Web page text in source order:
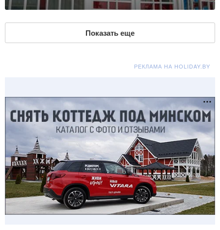
Показать еще
РЕКЛАМА НА HOLIDAY.BY